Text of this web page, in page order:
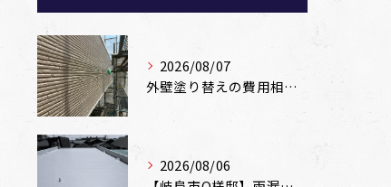
2026/08/07
外壁塗り替えの費用相場は？坪数別の価格目安と安く抑えるコツ【一級塗装士解説】
2026/08/06